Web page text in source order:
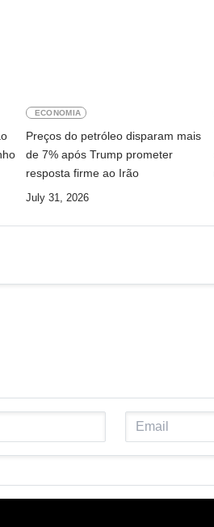
ECONOMIA
Preços do petróleo disparam mais
de 7% após Trump prometer
resposta firme ao Irão
July 31, 2026